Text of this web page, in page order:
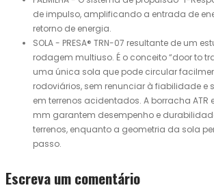
de impulso, amplificando a entrada de
retorno de energia.
SOLA - PRESA® TRN-07 resultante de um
rodagem multiuso. É o conceito “door to
uma única sola que pode circular
rodoviários, sem renunciar à fiabilidade e
em terrenos acidentados. A borracha ATR
mm garantem desempenho e
terrenos, enquanto a geometria da sola
passo.
Escreva um comentário